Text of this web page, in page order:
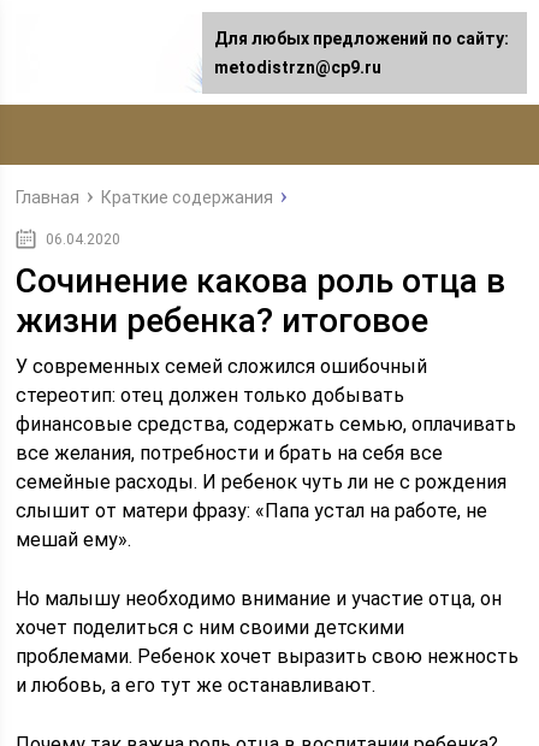
Главная Краткие содержания
06.04.2020
Сочинение какова роль отца в
жизни ребенка? итоговое
У современных семей сложился ошибочный
стереотип: отец должен только добывать
финансовые средства, содержать семью, оплачивать
все желания, потребности и брать на себя все
семейные расходы. И ребенок чуть ли не с рождения
слышит от матери фразу: «Папа устал на работе, не
мешай ему».
Но малышу необходимо внимание и участие отца, он
хочет поделиться с ним своими детскими
проблемами. Ребенок хочет выразить свою нежность
и любовь, а его тут же останавливают.
Для любых предложений по сайту:
metodistrzn@cp9.ru